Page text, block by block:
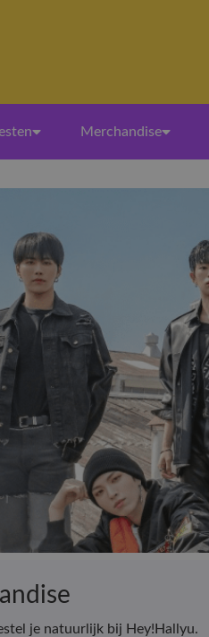
Merchandise
je natuurlijk bij Hey!Hallyu.